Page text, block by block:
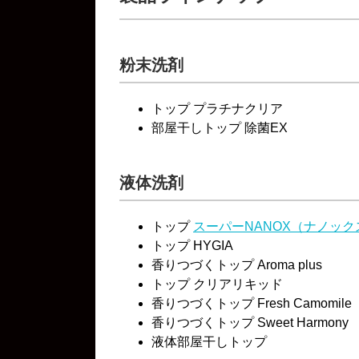
粉末洗剤
トップ プラチナクリア
部屋干しトップ 除菌EX
液体洗剤
トップ スーパーNANOX（ナノック
トップ HYGIA
香りつづくトップ Aroma plus
トップ クリアリキッド
香りつづくトップ Fresh Camomile
香りつづくトップ Sweet Harmony
液体部屋干しトップ